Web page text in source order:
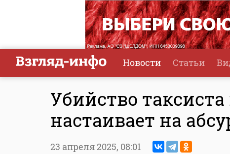
Новости Статьи
Убийство
настаивает на
23 апреля 2025, 08:01